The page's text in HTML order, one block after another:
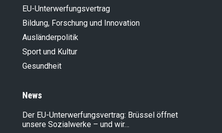
EU-Unterwerfungsvertrag
Bildung, Forschung und Innovation
Ausländer­politik
Sport und Kultur
Gesundheit
News
Der EU-Unterwerfungsvertrag: Brüssel öffnet
unsere Sozialwerke – und wir…